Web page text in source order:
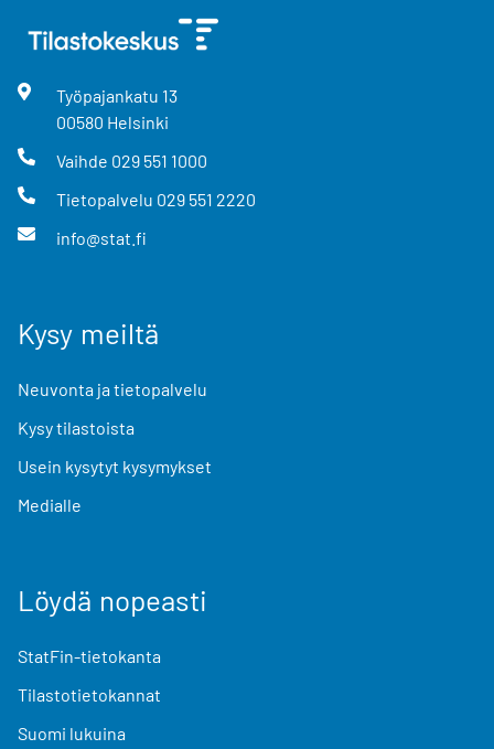
Työpajankatu 13
00580 Helsinki
Vaihde 029 551 1000
Tietopalvelu 029 551 2220
info@stat.fi
Kysy meiltä
Neuvonta ja tietopalvelu
Kysy tilastoista
Usein kysytyt kysymykset
Medialle
Löydä nopeasti
StatFin-tietokanta
Tilastotietokannat
Suomi lukuina